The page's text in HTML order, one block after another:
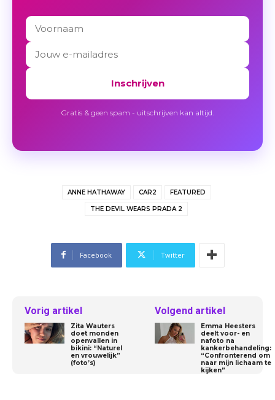
Inschrijven
Gratis & geen spam - uitschrijven kan altijd.
ANNE HATHAWAY CAR2 FEATURED
THE DEVIL WEARS PRADA 2
Facebook Twitter
Vorig artikel
Zita Wauters
doet monden
openvallen in
bikini: “Naturel
en vrouwelijk”
(foto’s)
Volgend artikel
Emma Heesters
deelt voor- en
nafoto na
kankerbehandeling:
“Confronterend om
naar mijn lichaam te
kijken”